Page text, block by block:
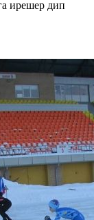
ирешер дип